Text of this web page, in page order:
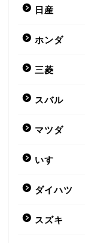
日産
ホンダ
三菱
スバル
マツダ
いすゞ
ダイハツ
スズキ